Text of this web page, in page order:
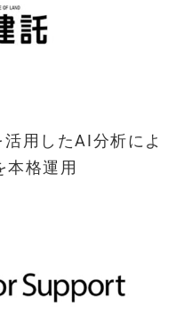
用したAI分析によ
本格運用